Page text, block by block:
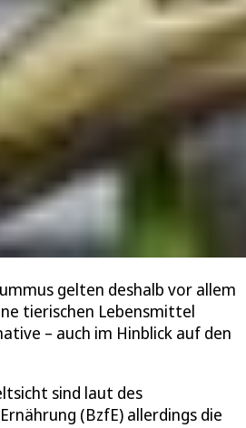
gelten deshalb vor allem
tierischen Lebensmittel
– auch im Hinblick auf den
sind laut des
(BzfE) allerdings die